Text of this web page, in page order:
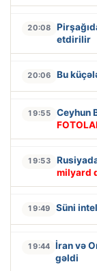
20:08
etdirilir
20:06 Bu
19:55 Ceyhun
19:53
milyard
19:49 Süni
19:44 İran və
gəldi